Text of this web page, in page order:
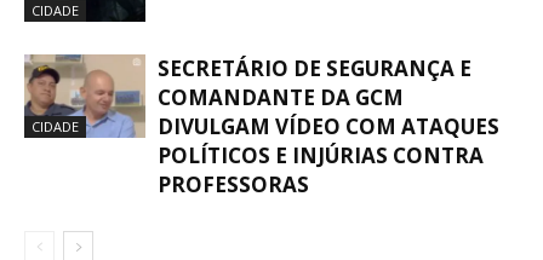
CIDADE
CIDADE
SECRETÁRIO DE SEGURANÇA E
COMANDANTE DA GCM
DIVULGAM VÍDEO COM ATAQUES
POLÍTICOS E INJÚRIAS CONTRA
PROFESSORAS